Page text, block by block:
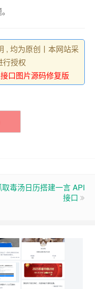
, 均为原创丨本网站采
行授权
口图片源码修复版
取毒汤日历搭建一言 API
接口